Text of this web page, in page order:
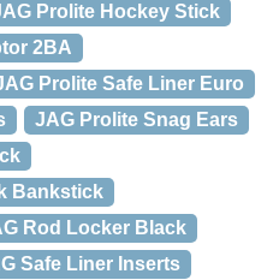
Prolite Hockey Stick
2BA
Prolite Safe Liner Euro
JAG Prolite Snag Ears
Bankstick
Rod Locker Black
Safe Liner Inserts